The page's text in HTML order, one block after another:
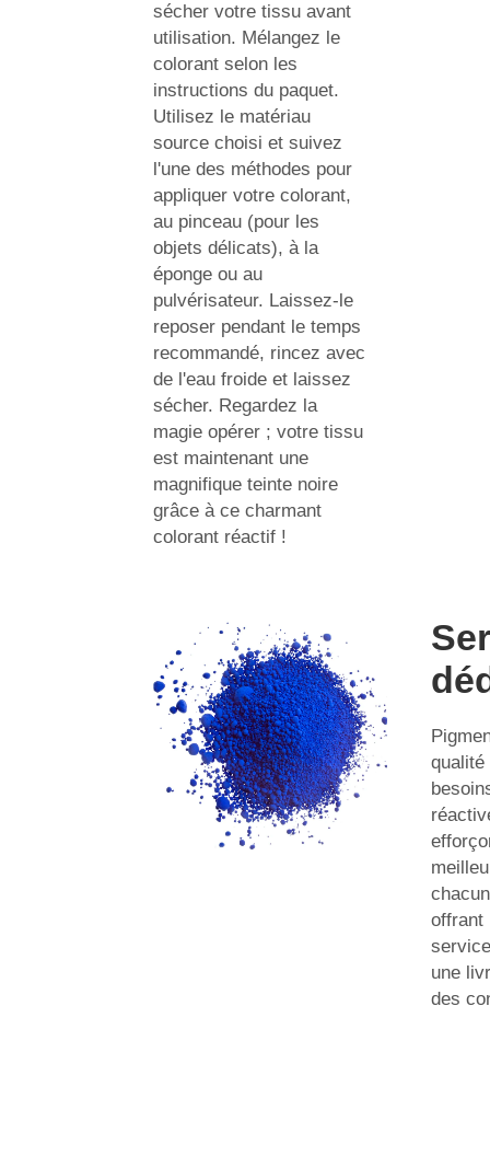
sécher votre tissu avant
utilisation. Mélangez le
colorant selon les
instructions du paquet.
Utilisez le matériau
source choisi et suivez
l'une des méthodes pour
appliquer votre colorant,
au pinceau (pour les
objets délicats), à la
éponge ou au
pulvérisateur. Laissez-le
reposer pendant le temps
recommandé, rincez avec
de l'eau froide et laissez
sécher. Regardez la
magie opérer ; votre tissu
est maintenant une
magnifique teinte noire
grâce à ce charmant
colorant réactif !
qualité
offrant
une
des